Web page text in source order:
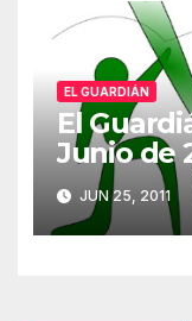
EL GUARDIÁN
El
Junio de
JUN 25, 2011